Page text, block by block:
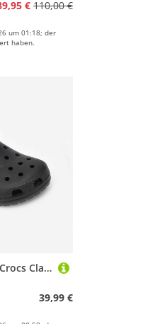
€ 110,00 €
um 01:18; der
haben.
Clogs Damen/Herren Crocs Classic schwarz
39,99 €